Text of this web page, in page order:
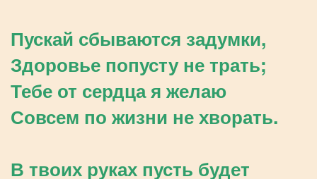
Пускай сбываются задумки,
Здоровье попусту не трать;
Тебе от сердца я желаю
Совсем по жизни не хворать.
В твоих руках пусть будет